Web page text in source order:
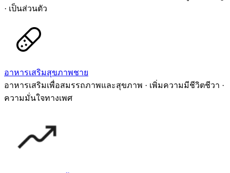
· เป็นส่วนตัว
อาหารเสริมสุขภาพชาย
อาหารเสริมเพื่อสมรรถภาพและสุขภาพ · เพิ่มความมีชีวิตชีวา ·
ความมั่นใจทางเพศ